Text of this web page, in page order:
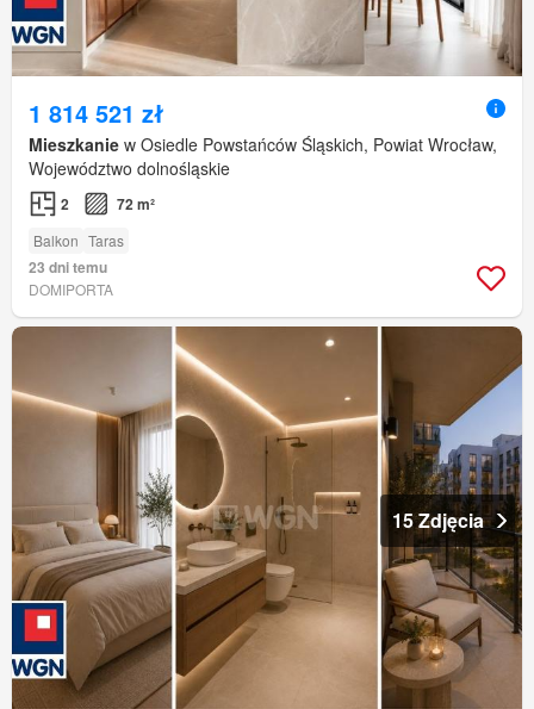
1 814 521 zł
Mieszkanie w Osiedle Powstańców Śląskich, Powiat Wrocław,
Województwo dolnośląskie
2 72 m²
Balkon Taras
23 dni temu
DOMIPORTA
15 Zdjęcia